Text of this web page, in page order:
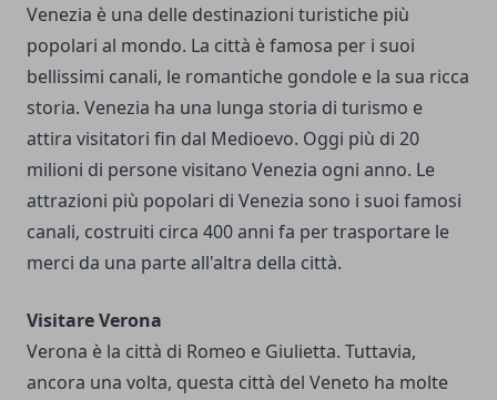
Venezia è una delle destinazioni turistiche più
popolari al mondo. La città è famosa per i suoi
bellissimi canali, le romantiche gondole e la sua ricca
storia. Venezia ha una lunga storia di turismo e
attira visitatori fin dal Medioevo. Oggi più di 20
milioni di persone visitano Venezia ogni anno. Le
attrazioni più popolari di Venezia sono i suoi famosi
canali, costruiti circa 400 anni fa per trasportare le
merci da una parte all'altra della città.
Visitare Verona
Verona è la città di Romeo e Giulietta. Tuttavia,
ancora una volta, questa città del Veneto ha molte